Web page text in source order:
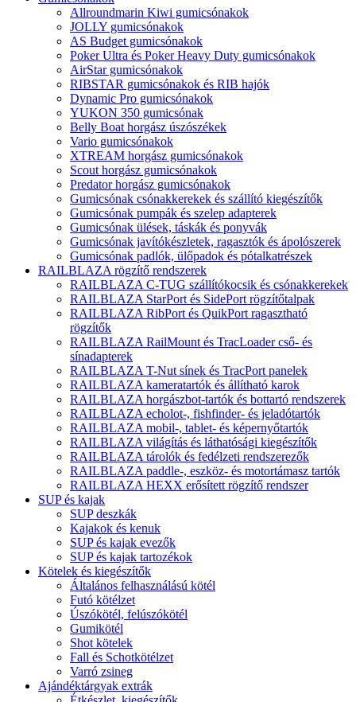
Allroundmarin Kiwi gumicsónakok
JOLLY gumicsónakok
AS Budget gumicsónakok
Poker Ultra és Poker Heavy Duty gumicsónakok
AirStar gumicsónakok
RIBSTAR gumicsónakok és RIB hajók
Dynamic Pro gumicsónakok
YUKON 350 gumicsónak
Belly Boat horgász úszószékek
Vario gumicsónakok
XTREAM horgász gumicsónakok
Scout horgász gumicsónakok
Predator horgász gumicsónakok
Gumicsónak csónakkerekek és szállító kiegészítők
Gumicsónak pumpák és szelep adapterek
Gumicsónak ülések, táskák és ponyvák
Gumicsónak javítókészletek, ragasztók és ápolószerek
Gumicsónak padlók, ülőpadok és pótalkatrészek
RAILBLAZA rögzítő rendszerek
RAILBLAZA C-TUG szállítókocsik és csónakkerekek
RAILBLAZA StarPort és SidePort rögzítőtalpak
RAILBLAZA RibPort és QuikPort ragasztható
rögzítők
RAILBLAZA RailMount és TracLoader cső- és
sínadapterek
RAILBLAZA T-Nut sínek és TracPort panelek
RAILBLAZA kameratartók és állítható karok
RAILBLAZA horgászbot-tartók és bottartó rendszerek
RAILBLAZA echolot-, fishfinder- és jeladótartók
RAILBLAZA mobil-, tablet- és képernyőtartók
RAILBLAZA világítás és láthatósági kiegészítők
RAILBLAZA tárolók és fedélzeti rendszerezők
RAILBLAZA paddle-, eszköz- és motortámasz tartók
RAILBLAZA HEXX erősített rögzítő rendszer
SUP és kajak
SUP deszkák
Kajakok és kenuk
SUP és kajak evezők
SUP és kajak tartozékok
Kötelek és kiegészítők
Általános felhasználású kötél
Futó kötélzet
Úszókötél, felúszókötél
Gumikötél
Shot kötelek
Fall és Schotkötélzet
Varró zsineg
Ajándéktárgyak extrák